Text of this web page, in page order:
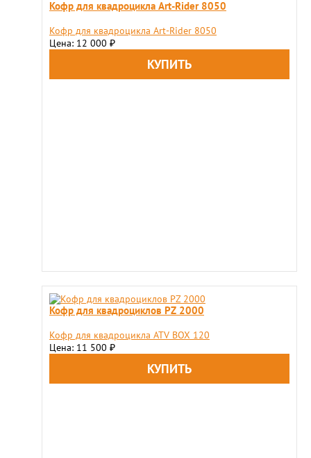
Кофр для квадроцикла Art-Rider 8050
Кофр для квадроцикла Art-Rider 8050
Цена: 12 000 ₽
Кофр для квадроциклов PZ 2000
Кофр для квадроцикла ATV BOX 120
Цена: 11 500 ₽